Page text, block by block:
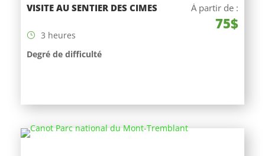
VISITE AU SENTIER DES CIMES À partir de :
75$
3 heures
Degré de difficulté